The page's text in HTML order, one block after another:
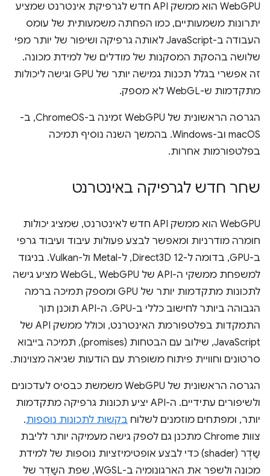
WebGPU הוא ממשק API חדש לגרפיקת אינטרנט שמציע
יתרונות משמעותיים, כמו הפחתה משמעותית של עומס
העבודה ב-JavaScript לאותה גרפיקה ושיפור של יותר מפי
שלושה בהסקת המסקנות של מודלים של למידת מכונה.
זה אפשרי בגלל תכנות גמישה יותר של GPU וגישה ליכולות
מתקדמות ש-WebGL לא מספק.
הגרסה הראשונית של WebGPU זמינה ב-ChromeOS, ב-
macOS וב-Windows. בהמשך השנה נוסיף תמיכה
בפלטפורמות אחרות.
שחר חדש לגרפיקה באינטרנט
WebGPU הוא ממשק API חדש לאינטרנט, שמציג יכולות
חומרה מודרניות ומאפשר לבצע פעולות עיבוד ועיבוד גרפי
ב-GPU, בדומה ל-Direct3D 12, ל-Metal ול-Vulkan. בניגוד
למשפחת ממשקי ה-API של WebGL, WebGPU מציע גישה
לתכונות מתקדמות יותר של GPU ומספק תמיכה ברמה
הגבוהה ביותר לחישוב כללי ב-GPU. ה-API תוכנן תוך
התמקדות בפלטפורמת האינטרנט, וכולל ממשק API של
JavaScript, שילוב עם הבטחות (promises), תמיכה בייבוא
סרטונים וחוויית פיתוח משופרת עם הודעות שגיאה מצוינות.
הגרסה הראשונית של WebGPU משמשת כבסיס לעדכונים
ולשיפורים עתידיים. ה-API יציע תכונות גרפיקה מתקדמות
יותר, ומפתחים מוזמנים לשלוח בקשות לתכונות נוספות.
צוות Chrome מתכנן גם לספק גישה מעמיקה יותר לליבת
שַדְר (shader) כדי לבצע אופטימיזציות נוספות של למידת
מכונה ולשפר את הארגונומיה ב-WGSL, שפת השַדְר של